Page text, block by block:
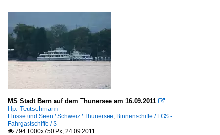
MS Stadt Bern auf dem Thunersee am 16.09.2011 
Hp. Teutschmann
Flüsse und Seen / Schweiz / Thunersee, Binnenschiffe / FGS -
Fahrgastschiffe / S
 794 1000x750 Px, 24.09.2011